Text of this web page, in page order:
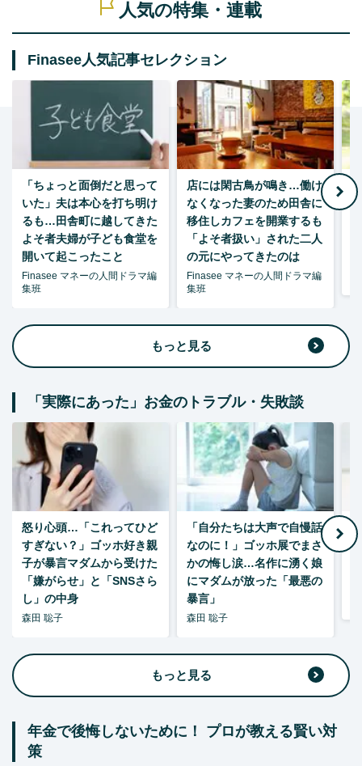
人気の特集・連載
Finasee人気記事セレクション
「ちょっと面倒だと思って
いた」夫は本心を打ち明け
るも…田舎町に越してきた
よそ者夫婦が子ども食堂を
開いて起こったこと
Finasee マネーの人間ドラマ編
集班
店には閑古鳥が鳴き…働け
なくなった妻のため田舎に
移住しカフェを開業するも
「よそ者扱い」された二人
の元にやってきたのは
Finasee マネーの人間ドラマ編
集班
もっと見る
「実際にあった」お金のトラブル・失敗談
怒り心頭…「これってひど
すぎない？」ゴッホ好き親
子が暴言マダムから受けた
「嫌がらせ」と「SNSさら
し」の中身
森田 聡子
「自分たちは大声で自慢話
なのに！」ゴッホ展でまさ
かの悔し涙…名作に湧く娘
にマダムが放った「最悪の
暴言」
森田 聡子
もっと見る
年金で後悔しないために！ プロが教える賢い対
策